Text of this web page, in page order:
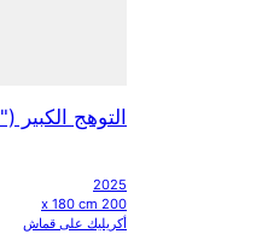
التوهج الكبير ("BIG GLOW")
2025
200 x 180 cm
أكريليك على قماش